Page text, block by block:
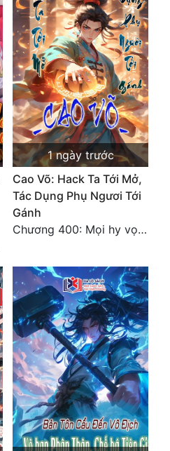
1 ngày trước
Cao Võ: Hack Ta Tới Mở,
Tác Dụng Phụ Ngươi Tới
Gánh
Chương 400: Mọi hy vọng đặt trên Tô Mặc!